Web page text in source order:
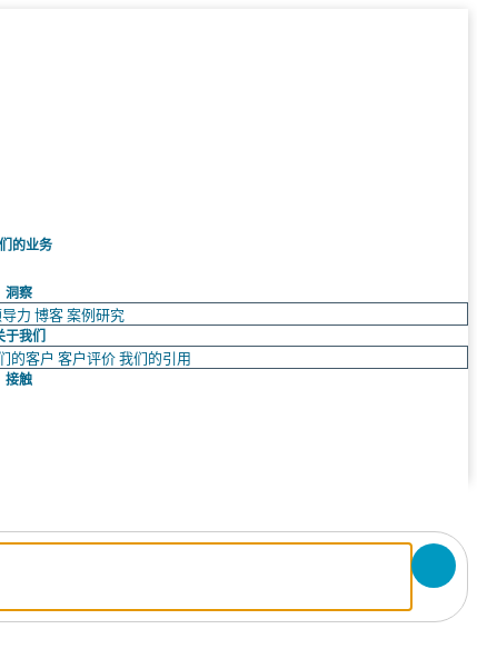
的业务
洞察
力 博客案例研究
于我们
的客户 客户评价我们的引用
接触